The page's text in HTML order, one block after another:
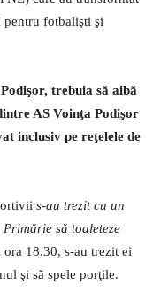
pentru fotbalişti şi
trebuia să aibă
AS Voinţa Podişor
inclusiv pe reţelele de
s-au trezit cu un
să toaleteze
18.30, s-au trezit ei
şi să spele porţile.